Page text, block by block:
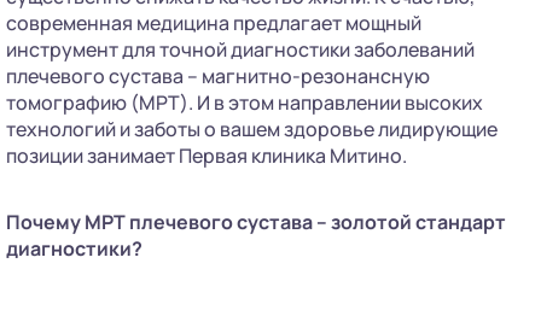
современная медицина предлагает мощный
инструмент для точной диагностики заболеваний
плечевого сустава – магнитно-резонансную
томографию (МРТ). И в этом направлении высоких
технологий и заботы о вашем здоровье лидирующие
позиции занимает Первая клиника Митино.
Почему МРТ плечевого сустава – золотой стандарт
диагностики?